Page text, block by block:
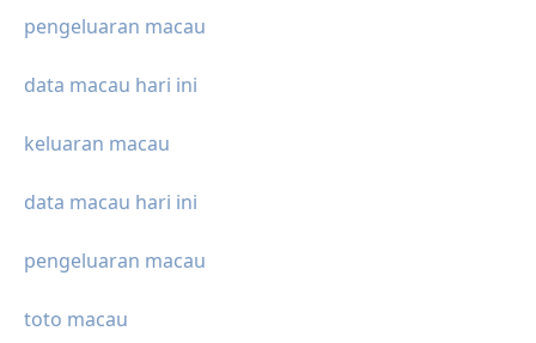
pengeluaran macau
data macau hari ini
keluaran macau
data macau hari ini
pengeluaran macau
toto macau